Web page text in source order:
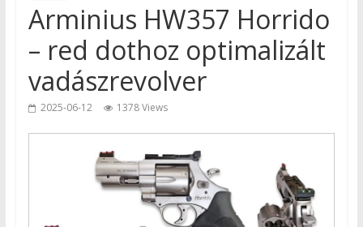
Arminius HW357 Horrido
– red dothoz optimalizált
vadászrevolver
2025-06-12 1378 Views